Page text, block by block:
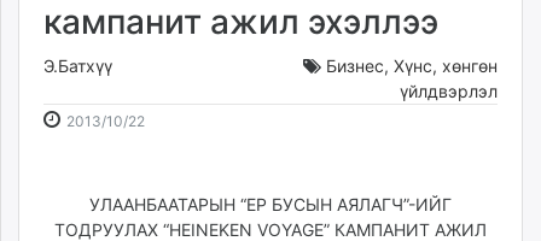
dorgio.mn
Gogo.mn
caak.mn
zindaa.mn
Baabar.mn
кампанит ажил эхэллээ
Э.Батхүү Бизнес, Хүнс, хөнгөн
үйлдвэрлэл
2013/10/22
17:40:37
12:35:16
УЛААНБААТАРЫН “ЕР БУСЫН АЯЛАГЧ”-ИЙГ
ТОДРУУЛАХ “HEINEKEN VOYAGE” КАМПАНИТ АЖИЛ